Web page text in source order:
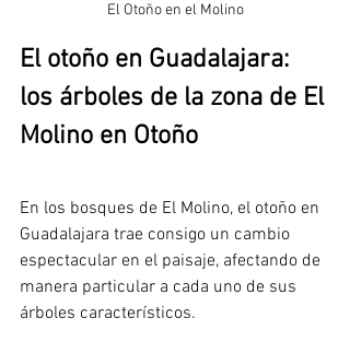
El Otoño en el Molino
El otoño en Guadalajara:
los árboles de la zona de El
Molino en Otoño
En los bosques de El Molino, el otoño en
Guadalajara trae consigo un cambio
espectacular en el paisaje, afectando de
manera particular a cada uno de sus
árboles característicos.